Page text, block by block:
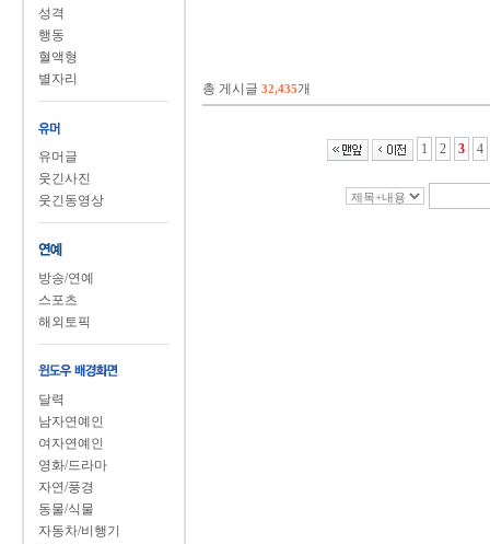
성격
행동
혈액형
별자리
유머글
웃긴사진
웃긴동영상
방송/연예
스포츠
해외토픽
달력
남자연예인
여자연예인
영화/드라마
자연/풍경
동물/식물
자동차/비행기
총 게시글 32,435개
1 2 3 4